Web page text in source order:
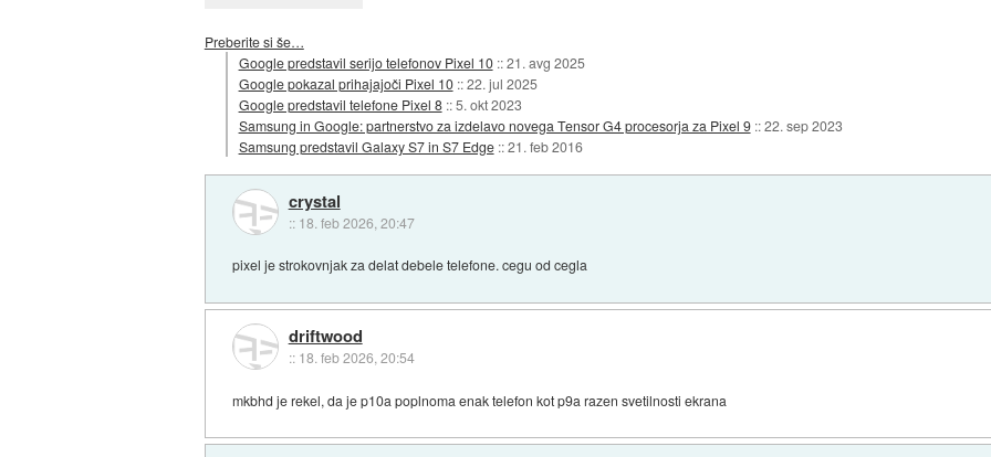
Preberite si še…
Google predstavil serijo telefonov Pixel 10 ::21. avg 2025
Google pokazal prihajajoči Pixel 10 ::22. jul 2025
Google predstavil telefone Pixel 8 ::5. okt 2023
Samsung in Google: partnerstvo za izdelavo novega Tensor G4 procesorja za Pixel 9 ::22. sep 2023
Samsung predstavil Galaxy S7 in S7 Edge ::21. feb 2016
crystal
:: 18. feb 2026, 20:47
pixel je strokovnjak za delat debele telefone. cegu od cegla
driftwood
:: 18. feb 2026, 20:54
mkbhd je rekel, da je p10a poplnoma enak telefon kot p9a razen svetilnosti ekrana